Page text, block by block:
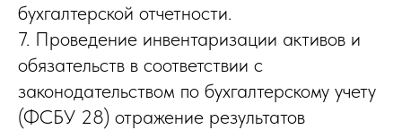
бухгалтерской отчетности.
7. Проведение инвентаризации активов и
обязательств в соответствии с
законодательством по бухгалтерскому учету
(ФСБУ 28) отражение результатов